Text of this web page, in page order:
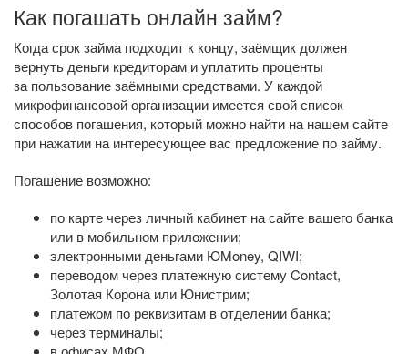
Как погашать онлайн займ?
Когда срок займа подходит к концу, заёмщик должен
вернуть деньги кредиторам и уплатить проценты
за пользование заёмными средствами. У каждой
микрофинансовой организации имеется свой список
способов погашения, который можно найти на нашем сайте
при нажатии на интересующее вас предложение по займу.
Погашение возможно:
по карте через личный кабинет на сайте вашего банка
или в мобильном приложении;
электронными деньгами ЮMoney, QIWI;
переводом через платежную систему Contact,
Золотая Корона или Юнистрим;
платежом по реквизитам в отделении банка;
через терминалы;